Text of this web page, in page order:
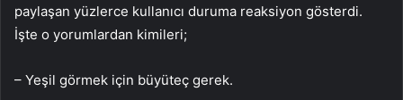
paylaşan yüzlerce kullanıcı duruma reaksiyon gösterdi.
İşte o yorumlardan kimileri;
– Yeşil görmek için büyüteç gerek.